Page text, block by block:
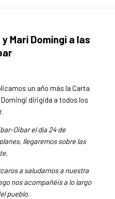
Mari Domingi a las
un año más la Carta
dirigida a todos los
Oibar el día 24 de
llegaremos sobre las
a saludarnos a nuestra
nos acompañéis a lo largo
pueblo.